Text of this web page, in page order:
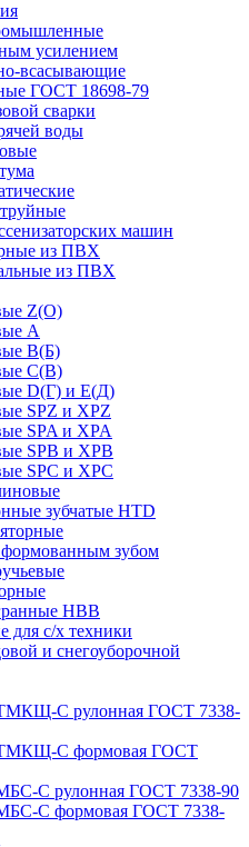
усилением
всасывающие
ГОСТ 18698-79
сварки
воды
машин
из ПВХ
из ПВХ
Z(О)
А
В(Б)
С(В)
D(Г) и Е(Д)
SPZ и XPZ
SPA и XPA
SPB и XPB
SPC и XPC
зубчатые HTD
зубом
HBB
для с/х техники
и снегоуборочной
ТМКЩ-С рулонная ГОСТ 7338-
ТМКЩ-С формовая ГОСТ
С рулонная ГОСТ 7338-90
С формовая ГОСТ 7338-